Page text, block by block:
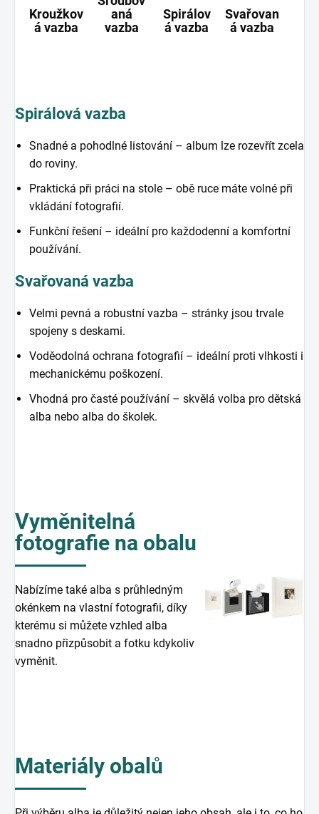
Kroužkov
á vazba
aná
vazba
Spirálov
á vazba
Svařovan
á vazba
Spirálová vazba
Snadné a pohodlné listování – album lze rozevřít zcela
do roviny.
Praktická při práci na stole – obě ruce máte volné při
vkládání fotografií.
Funkční řešení – ideální pro každodenní a komfortní
používání.
Svařovaná vazba
Velmi pevná a robustní vazba – stránky jsou trvale
spojeny s deskami.
Voděodolná ochrana fotografií – ideální proti vlhkosti i
mechanickému poškození.
Vhodná pro časté používání – skvělá volba pro dětská
alba nebo alba do školek.
Vyměnitelná
fotografie na obalu
Nabízíme také alba s průhledným
okénkem na vlastní fotografii, díky
kterému si můžete vzhled alba
snadno přizpůsobit a fotku kdykoliv
vyměnit.
Materiály obalů